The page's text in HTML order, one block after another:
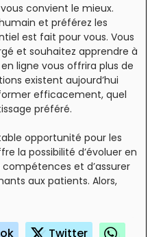
convient le mieux.
et préférez les
est fait pour vous. Vous
et souhaitez apprendre à
ligne vous offrira plus de
existent aujourd’hui
efficacement, quel
préféré.
opportunité pour les
la possibilité d’évoluer en
et d’assurer
aux patients. Alors,
Twitter